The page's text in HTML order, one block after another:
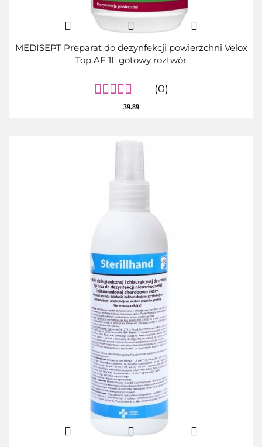
MEDISEPT Preparat do dezynfekcji powierzchni Velox
Top AF 1L gotowy roztwór
(0)
39.89